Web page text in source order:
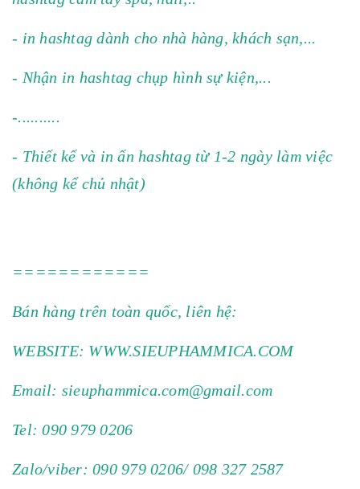
- in hashtag dành cho nhà hàng, khách sạn,...
- Nhận in hashtag chụp hình sự kiện,...
-..........
- Thiết kế và in ấn hashtag từ 1-2 ngày làm việc
(không kể chủ nhật)
============
Bán hàng trên toàn quốc, liên hệ:
WEBSITE: WWW.SIEUPHAMMICA.COM
Email: sieuphammica.com@gmail.com
Tel: 090 979 0206
Zalo/viber: 090 979 0206/ 098 327 2587